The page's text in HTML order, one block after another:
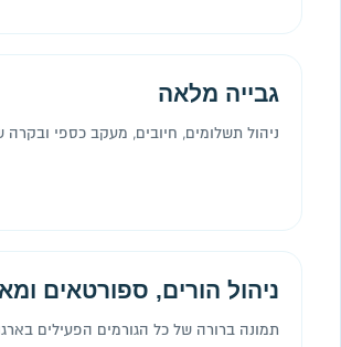
גבייה מלאה
ניהול תשלומים, חיובים, מעקב כספי
ניהול הורים, ספורטאים
תמונה ברורה של כל הגורמים הפעילים